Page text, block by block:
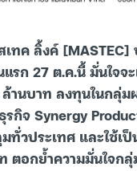
ทค ลิ้งค์
แรก 27 ต.ค.นี้ มั่นใจ
านบาท ลงทุนในกลุ่
รกิจ Synergy
ทั่วประเทศ และใช้เ
ตอกย้ำความมั่นใจก